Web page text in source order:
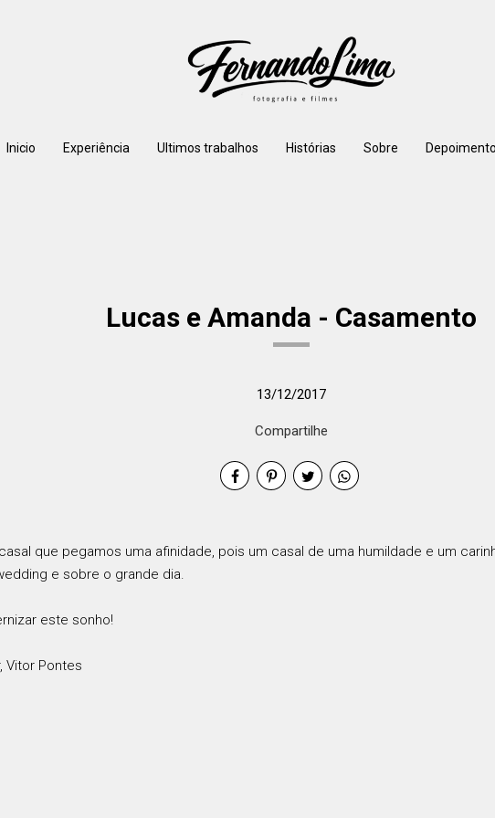
Inicio Experiência Ultimos trabalhos Histórias Sobre
Lucas e Amanda - Casamento
13/12/2017
Compartilhe
que pegamos uma afinidade, pois um casal de uma humildade e um
e sobre o grande dia.
este sonho!
Vitor Pontes